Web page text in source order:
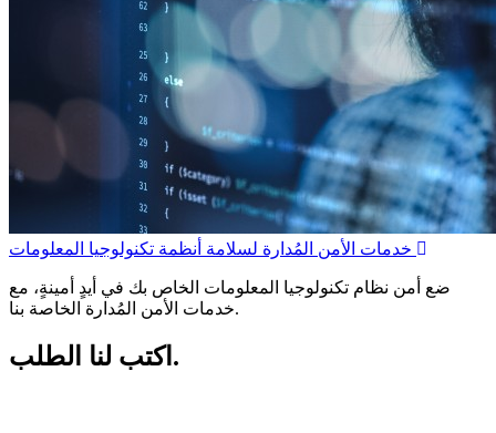
خدمات الأمن المُدارة لسلامة أنظمة تكنولوجيا المعلومات
ضع أمن نظام تكنولوجيا المعلومات الخاص بك في أيدٍ أمينةٍ، مع
خدمات الأمن المُدارة الخاصة بنا.
اكتب لنا الطلب.